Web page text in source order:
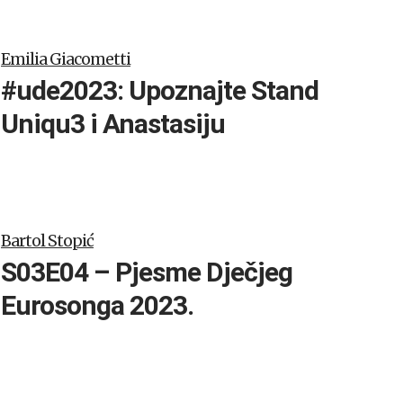
Emilia Giacometti
#ude2023: Upoznajte Stand
Uniqu3 i Anastasiju
Bartol Stopić
S03E04 – Pjesme Dječjeg
Eurosonga 2023.